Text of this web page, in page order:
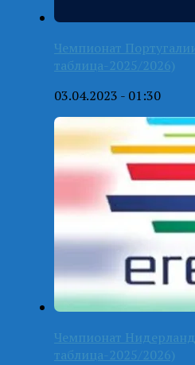
Чемпионат
таблица-2025/2026)
03.04.2023 - 01:30
Чемпионат
таблица-2025/2026)